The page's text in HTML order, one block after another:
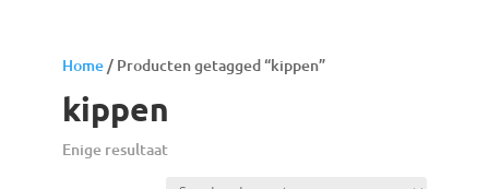
Home/ Producten getagged “kippen”
kippen
Enige resultaat